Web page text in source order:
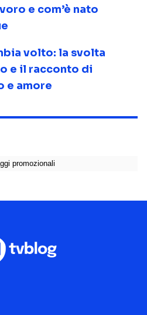
e com’è nato
volto: la svolta
e il racconto di
e amore